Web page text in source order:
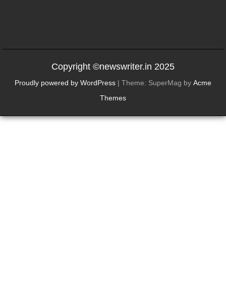
Copyright ©newswriter.in 2025
Proudly powered by WordPress | Theme: SuperMag by Acme
Themes